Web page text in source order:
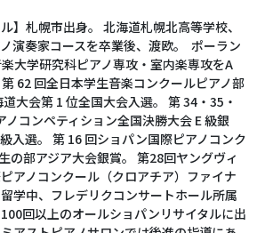
】札幌市出身。 北海道札幌北高等学校、
演奏家コースを卒業後、渡欧。 ポーラン
大学研究科ピアノ専攻・室内楽専攻をA
62 回全日本学生音楽コンクールピアノ部
大会第 1 位全国大会入選。 第 34・35・
ノコンペティション全国決勝大会 E 級銀
入選。 第 16 回ショパン国際ピアノコンク
の部アジア大会銀賞。 第28回ヤングヴィ
アノコンクール（クロアチア）ファイナ
学中、フレデリクコンサートホール所属
回以上のオールショパンリサイタルに出